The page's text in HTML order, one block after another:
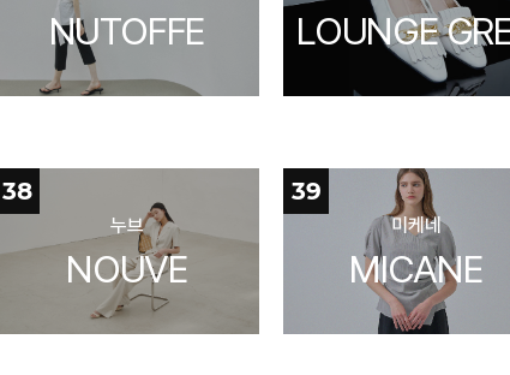
NUTOFFE LOUNGE
38
누브
NOUVE
39
미케네
MICANE